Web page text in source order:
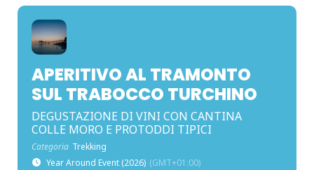
APERITIVO AL TRAMONTO
SUL TRABOCCO TURCHINO
DEGUSTAZIONE DI VINI CON CANTINA
COLLE MORO E PROTODDI TIPICI
Categoria Trekking
Year Around Event (2026) (GMT+01:00)